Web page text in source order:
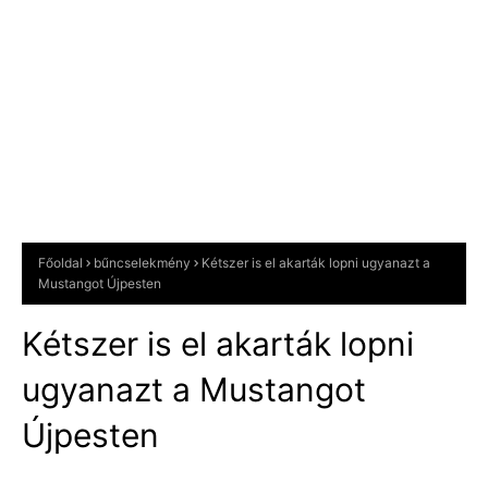
Főoldal bűncselekmény
Kétszer is el akarták lopni ugyanazt a
Mustangot Újpesten
Kétszer is el akarták lopni
ugyanazt a Mustangot
Újpesten